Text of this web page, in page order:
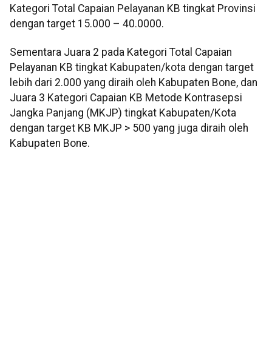
Kategori Total Capaian Pelayanan KB tingkat Provinsi
dengan target 15.000 – 40.0000.
Sementara Juara 2 pada Kategori Total Capaian
Pelayanan KB tingkat Kabupaten/kota dengan target
lebih dari 2.000 yang diraih oleh Kabupaten Bone, dan
Juara 3 Kategori Capaian KB Metode Kontrasepsi
Jangka Panjang (MKJP) tingkat Kabupaten/Kota
dengan target KB MKJP > 500 yang juga diraih oleh
Kabupaten Bone.